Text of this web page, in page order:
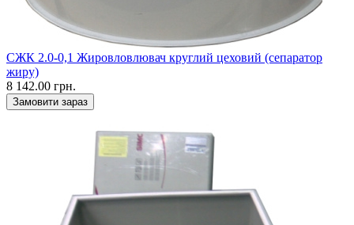
СЖК 2.0-0,1 Жировловлювач круглий цеховий (сепаратор
жиру)
8 142.00 грн.
Замовити зараз